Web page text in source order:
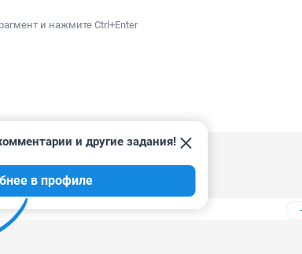
и нажмите Ctrl+Enter
?
и другие задания!
в профиле